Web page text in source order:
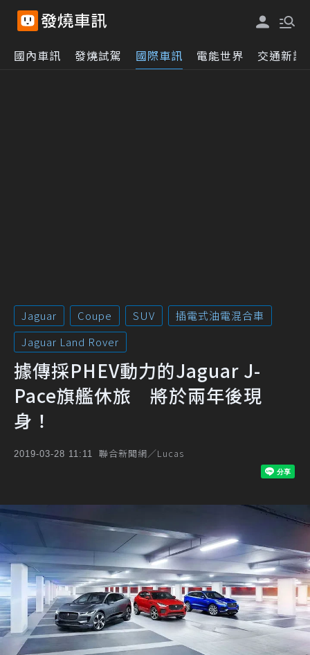
國內車訊 發燒試駕 國際車訊 電能世界 交通新訊
Jaguar Coupe SUV
插電式油電混合車
Jaguar Land Rover
據傳採PHEV動力的Jaguar J-
Pace旗艦休旅 將於兩年後現
身！
2019-03-28 11:11 聯合新聞網／Lucas